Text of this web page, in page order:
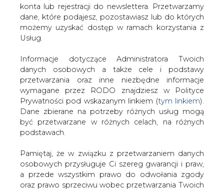
konta lub rejestracji do newslettera. Przetwarzamy
dane, które podajesz, pozostawiasz lub do których
możemy uzyskać dostęp w ramach korzystania z
Usług.
Informacje dotyczące Administratora Twoich
danych osobowych a także cele i podstawy
przetwarzania oraz inne niezbędne informacje
wymagane przez RODO znajdziesz w Polityce
Prywatności pod wskazanym linkiem (tym linkiem).
Dane zbierane na potrzeby różnych usług mogą
być przetwarzane w różnych celach, na różnych
podstawach.
Pamiętaj, że w związku z przetwarzaniem danych
osobowych przysługuje Ci szereg gwarancji i praw,
a przede wszystkim prawo do odwołania zgody
oraz prawo sprzeciwu wobec przetwarzania Twoich
Strona główna / SERWIS INFORMACYJNY CIRE
Dystrybutorzy prądu potrzebują inwestycji
2000-09-12 00:00
skomentuj
udostępnij:
Dystrybutorzy prądu potrzebują
inwestycji